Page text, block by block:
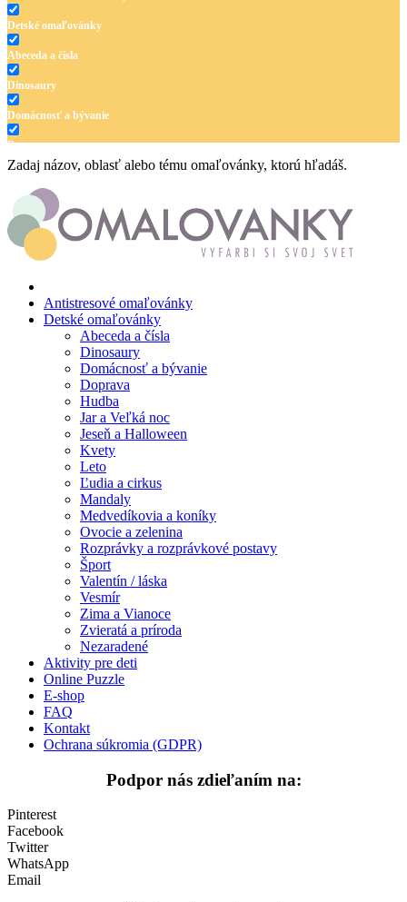
Detské omaľovánky
Abeceda a čísla
Dinosaury
Domácnosť a bývanie
Doprava
Hudba
Jar a Veľká noc
Jeseň a Halloween
Ľudia a cirkus
Medvedíkovia a koníky
Ovocie a zelenina
Rozprávky a rozprávkové postavy
Valentín / láska
Zima a Vianoce
Zvieratá a príroda
Zadaj názov, oblasť alebo tému omaľovánky, ktorú hľadáš.
Antistresové omaľovánky
Detské omaľovánky
Abeceda a čísla
Dinosaury
Domácnosť a bývanie
Doprava
Hudba
Jar a Veľká noc
Jeseň a Halloween
Kvety
Leto
Ľudia a cirkus
Mandaly
Medvedíkovia a koníky
Ovocie a zelenina
Rozprávky a rozprávkové postavy
Šport
Valentín / láska
Vesmír
Zima a Vianoce
Zvieratá a príroda
Nezaradené
Aktivity pre deti
Online Puzzle
E-shop
FAQ
Kontakt
Ochrana súkromia (GDPR)
Podpor nás zdieľaním na:
Pinterest
Facebook
Twitter
WhatsApp
Email